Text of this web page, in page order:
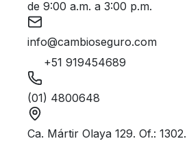
de 9:00 a.m. a 3:00 p.m.
info@cambioseguro.com
+51 919454689
(01) 4800648
Ca. Mártir Olaya 129. Of.: